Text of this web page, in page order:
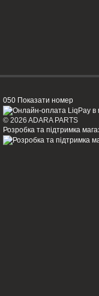
050 Показати номер
© 2026 ADARA PARTS
Розробка та підтримка